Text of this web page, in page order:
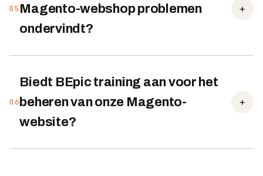
05 Magento-webshop problemen
ondervindt?
+
06
Biedt BEpic training aan voor het
beheren van onze Magento-
website?
+